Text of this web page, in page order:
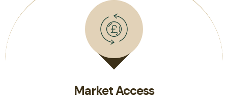
Market Access